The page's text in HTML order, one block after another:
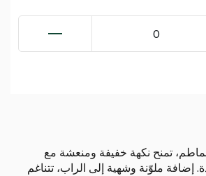
0
تمنح نكهة خفيفة ومنعشة مع
ملوّنة وشهية إلى الراب، تتناغم